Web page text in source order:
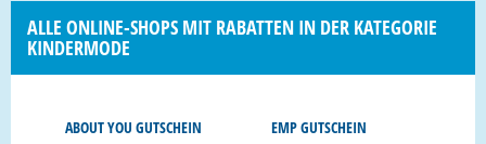
ALLE ONLINE-SHOPS MIT RABATTEN IN DER KATEGORIE
KINDERMODE
ABOUT YOU GUTSCHEIN EMP GUTSCHEIN